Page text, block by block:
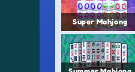
Super Mahjong